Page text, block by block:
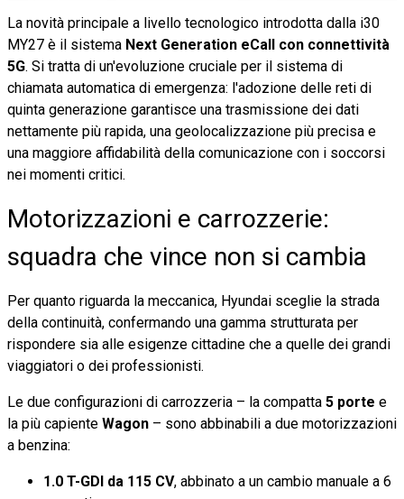
La novità principale a livello tecnologico introdotta dalla i30
MY27 è il sistema Next Generation eCall con connettività
5G. Si tratta di un'evoluzione cruciale per il sistema di
chiamata automatica di emergenza: l'adozione delle reti di
quinta generazione garantisce una trasmissione dei dati
nettamente più rapida, una geolocalizzazione più precisa e
una maggiore affidabilità della comunicazione con i soccorsi
nei momenti critici.
Motorizzazioni e carrozzerie:
squadra che vince non si cambia
Per quanto riguarda la meccanica, Hyundai sceglie la strada
della continuità, confermando una gamma strutturata per
rispondere sia alle esigenze cittadine che a quelle dei grandi
viaggiatori o dei professionisti.
Le due configurazioni di carrozzeria – la compatta 5 porte e
la più capiente Wagon – sono abbinabili a due motorizzazioni
a benzina:
1.0 T-GDI da 115 CV, abbinato a un cambio manuale a 6